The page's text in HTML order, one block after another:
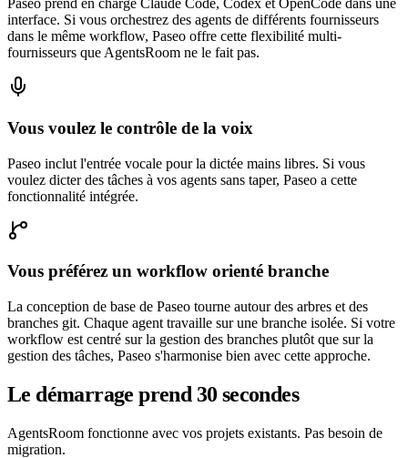
Paseo prend en charge Claude Code, Codex et OpenCode dans une
interface. Si vous orchestrez des agents de différents fournisseurs
dans le même workflow, Paseo offre cette flexibilité multi-
fournisseurs que AgentsRoom ne le fait pas.
Vous voulez le contrôle de la voix
Paseo inclut l'entrée vocale pour la dictée mains libres. Si vous
voulez dicter des tâches à vos agents sans taper, Paseo a cette
fonctionnalité intégrée.
Vous préférez un workflow orienté branche
La conception de base de Paseo tourne autour des arbres et des
branches git. Chaque agent travaille sur une branche isolée. Si votre
workflow est centré sur la gestion des branches plutôt que sur la
gestion des tâches, Paseo s'harmonise bien avec cette approche.
Le démarrage prend 30 secondes
AgentsRoom fonctionne avec vos projets existants. Pas besoin de
migration.